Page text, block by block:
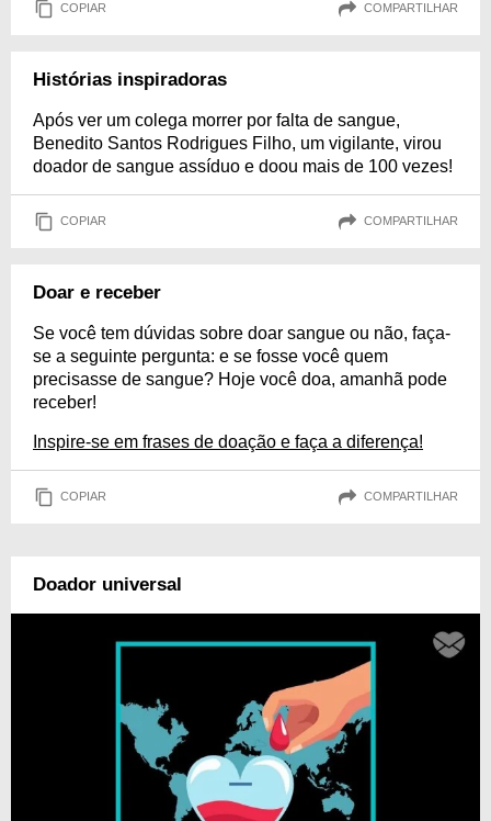
COPIAR COMPARTILHAR
Histórias inspiradoras
Após ver um colega morrer por falta de sangue,
Benedito Santos Rodrigues Filho, um vigilante, virou
doador de sangue assíduo e doou mais de 100 vezes!
COPIAR COMPARTILHAR
Doar e receber
Se você tem dúvidas sobre doar sangue ou não, faça-
se a seguinte pergunta: e se fosse você quem
precisasse de sangue? Hoje você doa, amanhã pode
receber!
Inspire-se em frases de doação e faça a diferença!
COPIAR COMPARTILHAR
Doador universal